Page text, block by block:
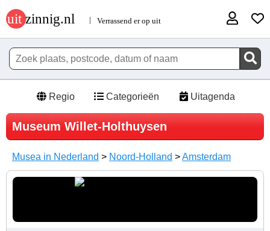
Regio Categorieën Uitagenda
Museum Willet-Holthuysen
Musea in Nederland > Noord-Holland >Amsterdam